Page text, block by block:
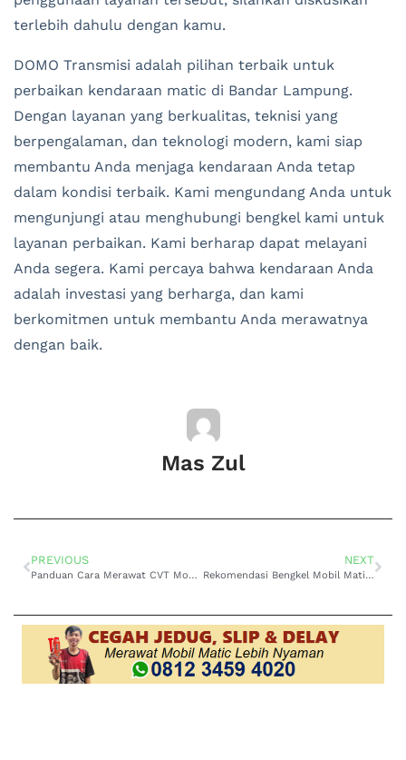
terlebih dahulu dengan kamu.
DOMO Transmisi adalah pilihan terbaik untuk
perbaikan kendaraan matic di Bandar Lampung.
Dengan layanan yang berkualitas, teknisi yang
berpengalaman, dan teknologi modern, kami siap
membantu Anda menjaga kendaraan Anda tetap
dalam kondisi terbaik. Kami mengundang Anda untuk
mengunjungi atau menghubungi bengkel kami untuk
layanan perbaikan. Kami berharap dapat melayani
Anda segera. Kami percaya bahwa kendaraan Anda
adalah investasi yang berharga, dan kami
berkomitmen untuk membantu Anda merawatnya
dengan baik.
Mas Zul
PREVIOUS
Panduan Cara Merawat CVT Mobil yang Tepat
NEXT
Rekomendasi Bengkel Mobil Matic Tangerang Terbaik